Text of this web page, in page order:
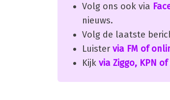
Volg ons ook via
nieuws.
Volg de laatste
Luister via FM of
Kijk via Ziggo, KPN